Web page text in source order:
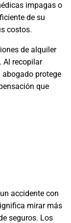
impagas o
de su
costos.
de alquiler
Al recopilar
protege
que
accidente con
mirar más
seguros. Los